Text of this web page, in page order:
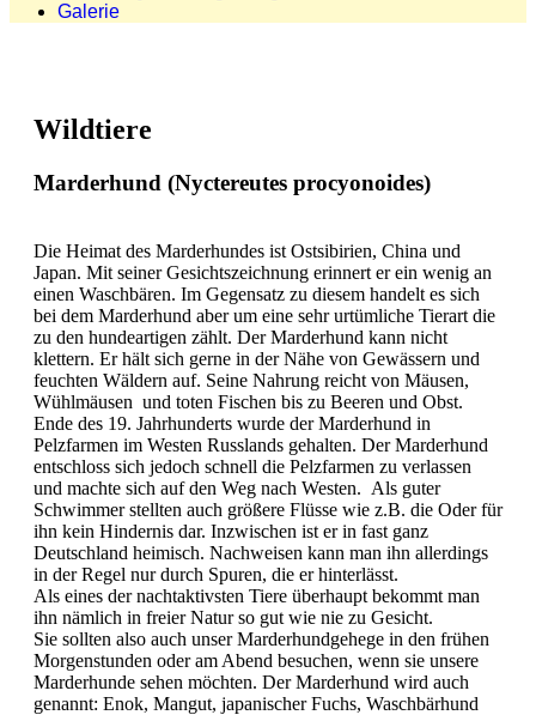
Galerie
Wildtiere
Marderhund (Nyctereutes procyonoides)
Die Heimat des Marderhundes ist Ostsibirien, China und
Japan. Mit seiner Gesichtszeichnung erinnert er ein wenig an
einen Waschbären. Im Gegensatz zu diesem handelt es sich
bei dem Marderhund aber um eine sehr urtümliche Tierart die
zu den hundeartigen zählt. Der Marderhund kann nicht
klettern. Er hält sich gerne in der Nähe von Gewässern und
feuchten Wäldern auf. Seine Nahrung reicht von Mäusen,
Wühlmäusen und toten Fischen bis zu Beeren und Obst.
Ende des 19. Jahrhunderts wurde der Marderhund in
Pelzfarmen im Westen Russlands gehalten. Der Marderhund
entschloss sich jedoch schnell die Pelzfarmen zu verlassen
und machte sich auf den Weg nach Westen. Als guter
Schwimmer stellten auch größere Flüsse wie z.B. die Oder für
ihn kein Hindernis dar. Inzwischen ist er in fast ganz
Deutschland heimisch. Nachweisen kann man ihn allerdings
in der Regel nur durch Spuren, die er hinterlässt.
Als eines der nachtaktivsten Tiere überhaupt bekommt man
ihn nämlich in freier Natur so gut wie nie zu Gesicht.
Sie sollten also auch unser Marderhundgehege in den frühen
Morgenstunden oder am Abend besuchen, wenn sie unsere
Marderhunde sehen möchten. Der Marderhund wird auch
genannt: Enok, Mangut, japanischer Fuchs, Waschbärhund